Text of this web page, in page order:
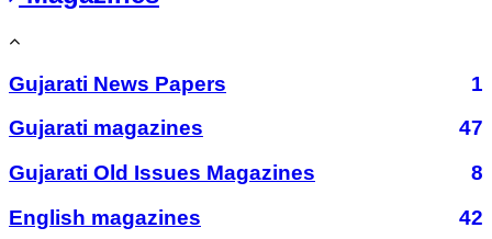
Gujarati News Papers
1
Gujarati magazines
47
Gujarati Old Issues Magazines
8
English magazines
42